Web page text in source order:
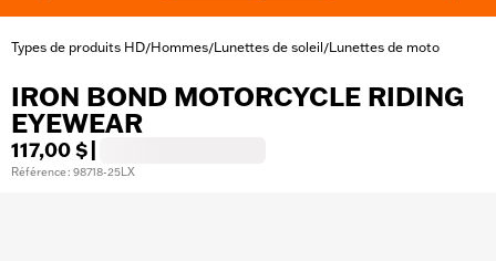
Types de produits HD/Hommes/Lunettes de soleil/Lunettes de moto
IRON BOND MOTORCYCLE RIDING
EYEWEAR
117,00 $
Référence : 98718-25LX